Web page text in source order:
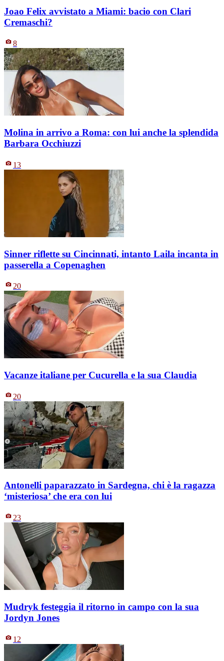
Joao Felix avvistato a Miami: bacio con Clari
Cremaschi?
8
Molina in arrivo a Roma: con lui anche la splendida
Barbara Occhiuzzi
13
Sinner riflette su Cincinnati, intanto Laila incanta in
passerella a Copenaghen
20
Vacanze italiane per Cucurella e la sua Claudia
20
Antonelli paparazzato in Sardegna, chi è la ragazza
‘misteriosa’ che era con lui
23
Mudryk festeggia il ritorno in campo con la sua
Jordyn Jones
12